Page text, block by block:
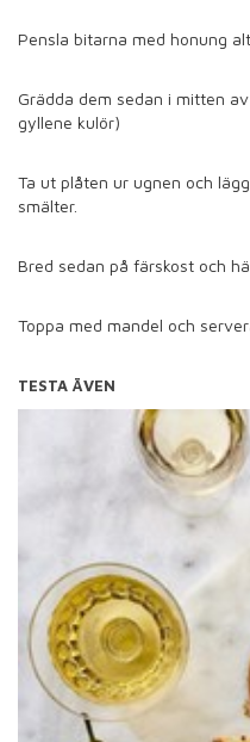
Pensla bitarna med honung
Grädda dem sedan i mitten
gyllene kulör)
Ta ut plåten ur ugnen och
smälter.
Bred sedan på färskost och
Toppa med mandel och
TESTA ÄVEN